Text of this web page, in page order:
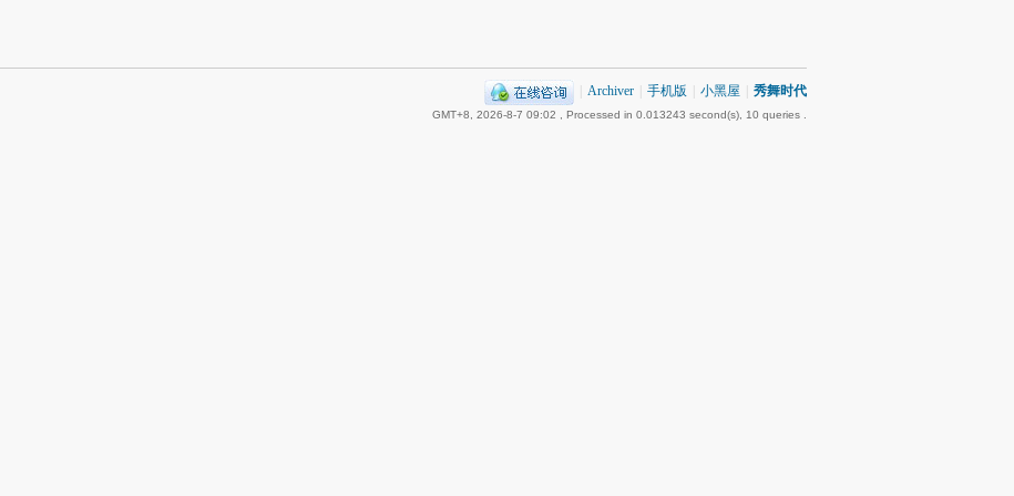
Archiver 手机版 小黑屋 秀舞时代
GMT+8, 2026-8-7 09:02 , Processed in 0.013243 second(s), 10 queries .